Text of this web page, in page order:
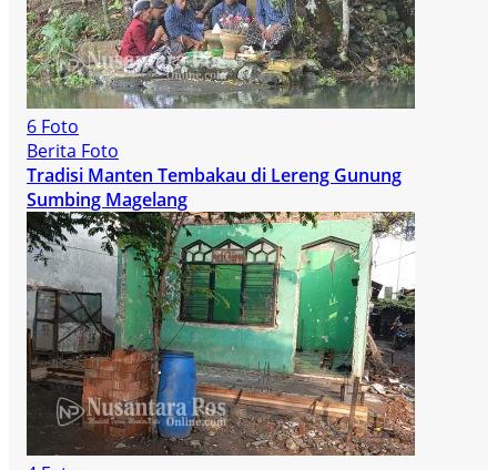
6 Foto
Berita Foto
Tradisi Manten Tembakau di Lereng Gunung
Sumbing Magelang